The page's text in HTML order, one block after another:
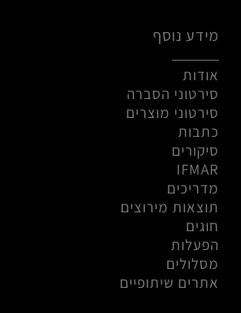
מידע נוסף
אודות
סירטוני הסברה
סירטוני מוצרים
כתבות
סיקורים
IFMAR
מדריכים
תוצאות מירוצים
חוגים
הפעלות
מסלולים
אתרים שיתופיים